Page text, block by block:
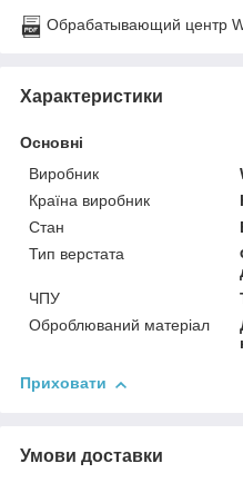
Обрабатывающий центр
Характеристики
Основні
Виробник
Країна виробник
Стан
Тип верстата
ЧПУ
Оброблюваний матеріал
Приховати
Умови доставки